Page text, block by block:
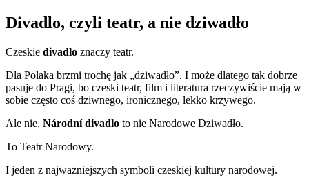
Divadlo, czyli teatr, a nie dziwadło
Czeskie divadlo znaczy teatr.
Dla Polaka brzmi trochę jak „dziwadło”. I może dlatego tak dobrze
pasuje do Pragi, bo czeski teatr, film i literatura rzeczywiście mają w
sobie często coś dziwnego, ironicznego, lekko krzywego.
Ale nie, Národní divadlo to nie Narodowe Dziwadło.
To Teatr Narodowy.
I jeden z najważniejszych symboli czeskiej kultury narodowej.